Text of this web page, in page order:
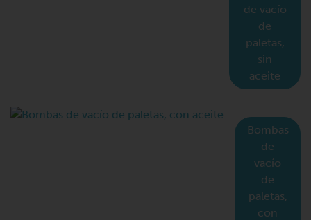
de vacío
de
paletas,
sin
aceite
Bombas
de
vacío
de
paletas,
con